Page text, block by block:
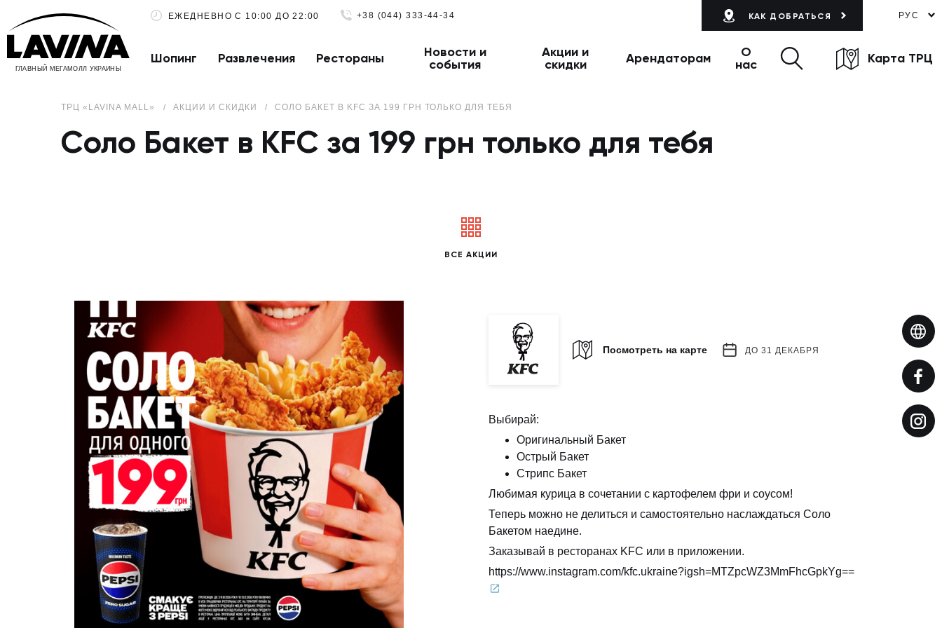
ГЛАВНЫЙ МЕГАМОЛЛ УКРАИНЫ
ЕЖЕДНЕВНО С 10:00 ДО 22:00 +38 (044) 333-44-34 КАК ДОБРАТЬСЯ РУС
Шопинг Развлечения Рестораны
Новости и
события
Акции и
скидки
Арендаторам
О
нас
Карта ТРЦ
ТРЦ «LAVINA MALL» АКЦИИ И СКИДКИ СОЛО БАКЕТ В KFC ЗА 199 ГРН ТОЛЬКО ДЛЯ ТЕБЯ
Соло Бакет в KFC за 199 грн только для тебя
ВСЕ АКЦИИ
Посмотреть на карте ДО 31 ДЕКАБРЯ
Выбирай:
Оригинальный Бакет
Острый Бакет
Стрипс Бакет
Любимая курица в сочетании с картофелем фри и соусом!
Теперь можно не делиться и самостоятельно наслаждаться Соло
Бакетом наедине.
Заказывай в ресторанах KFC или в приложении.
https://www.instagram.com/kfc.ukraine?igsh=MTZpcWZ3MmFhcGpkYg==